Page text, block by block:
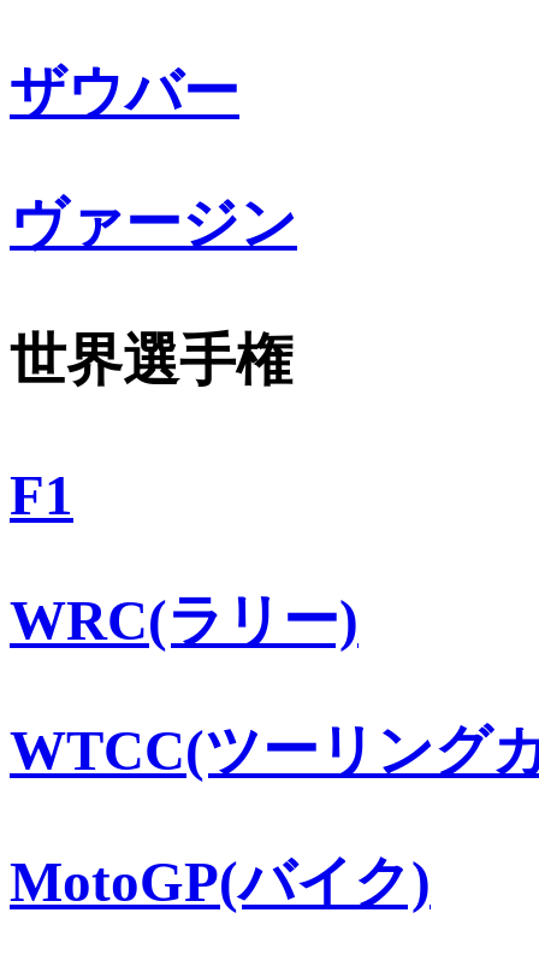
ザウバー
ヴァージン
世界選手権
F1
WRC(ラリー)
WTCC(ツーリング
MotoGP(バイク)